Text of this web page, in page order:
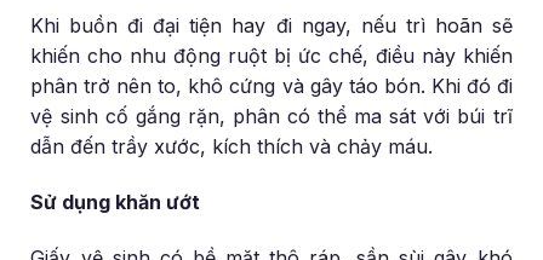
Khi buồn đi đại tiện hay đi ngay, nếu trì hoãn sẽ
khiến cho nhu động ruột bị ức chế, điều này khiến
phân trở nên to, khô cứng và gây táo bón. Khi đó đi
vệ sinh cố gắng rặn, phân có thể ma sát với búi trĩ
dẫn đến trầy xước, kích thích và chảy máu.
Sử dụng khăn ướt